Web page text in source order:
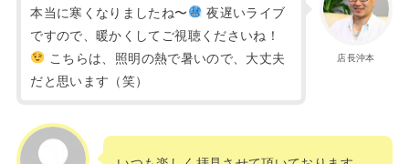
店長沖本
本当に寒くなりましたね〜
夜遅いライブ
ですので、暖かくしてご視聴くださいね！
こちらは、照明の熱で暑いので、大丈夫
だと思います（笑）